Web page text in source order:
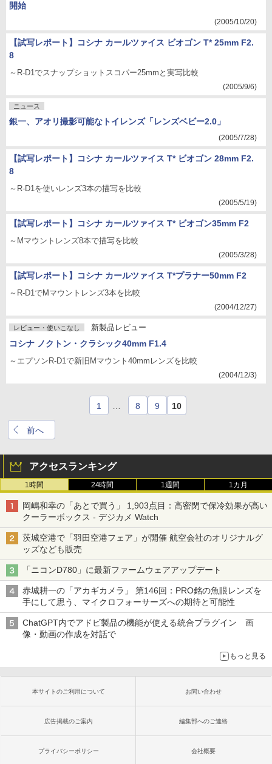
開始
(2005/10/20)
【試写レポート】コシナ カールツァイス ビオゴン T* 25mm F2.
8
～R-D1でスナップショットスコパー25mmと実写比較
(2005/9/6)
ニュース
銀一、アオリ撮影可能なトイレンズ「レンズベビー2.0」
(2005/7/28)
【試写レポート】コシナ カールツァイス T* ビオゴン 28mm F2.
8
～R-D1を使いレンズ3本の描写を比較
(2005/5/19)
【試写レポート】コシナ カールツァイス T* ビオゴン35mm F2
～Mマウントレンズ8本で描写を比較
(2005/3/28)
【試写レポート】コシナ カールツァイス T*プラナー50mm F2
～R-D1でMマウントレンズ3本を比較
(2004/12/27)
レビュー・使いこなし 新製品レビュー
コシナ ノクトン・クラシック40mm F1.4
～エプソンR-D1で新旧Mマウント40mmレンズを比較
(2004/12/3)
前へ
1 8 9 10
アクセスランキング
1時間 24時間 1週間 1カ月
岡嶋和幸の「あとで買う」 1,903点目：高密閉で保冷効果が高い
クーラーボックス - デジカメ Watch
茨城空港で「羽田空港フェア」が開催 航空会社のオリジナルグ
ッズなども販売
「ニコンD780」に最新ファームウェアアップデート
赤城耕一の「アカギカメラ」 第146回：PRO銘の魚眼レンズを
手にして思う、マイクロフォーサーズへの期待と可能性
ChatGPT内でアドビ製品の機能が使える統合プラグイン 画
像・動画の作成を対話で
もっと見る
本サイトのご利用について お問い合わせ
広告掲載のご案内 編集部へのご連絡
プライバシーポリシー 会社概要